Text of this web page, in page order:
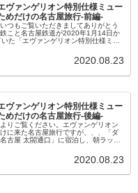
ヴァンゲリオン特別仕様ミュー
めだけの名古屋旅行-前編-
つもご覧いただきましてありがとう
こと名古屋鉄道が2020年1月14日か
た「エヴァンゲリオン特別仕様ミュ
2020.08.23
ヴァンゲリオン特別仕様ミュー
めだけの名古屋旅行-後編-
りご覧ください。エヴァンゲリオン
に来た名古屋旅行ですが、、、「ダ
古屋 太閤通口」に宿泊し、朝ラッシ
2020.08.23